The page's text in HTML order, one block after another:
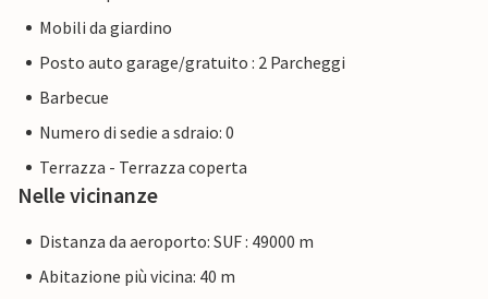
Mobili da giardino
Posto auto garage/gratuito : 2 Parcheggi
Barbecue
Numero di sedie a sdraio: 0
Terrazza - Terrazza coperta
Nelle vicinanze
Distanza da aeroporto: SUF : 49000 m
Abitazione più vicina: 40 m